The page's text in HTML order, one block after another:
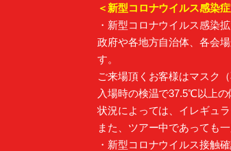
＜新型コロナウイルス感染症
・新型コロナウイルス感染
政府や各地方自治体、各会
す。
ご来場頂くお客様はマスク
入場時の検温で37.5℃以上の
状況によっては、イレギュ
また、ツアー中であっても
・新型コロナウイルス接触